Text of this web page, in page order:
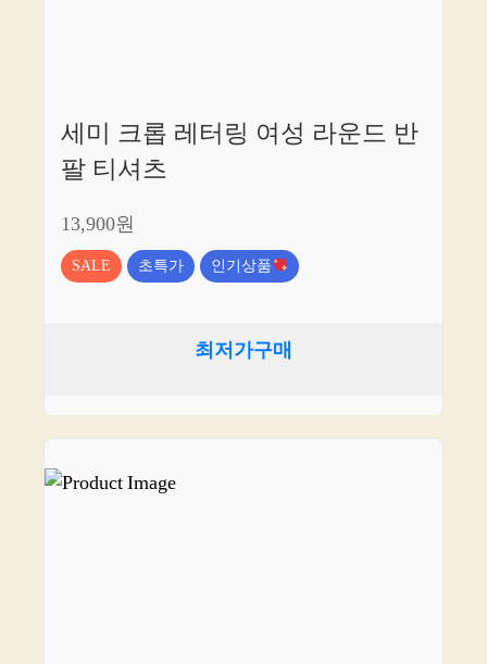
세미 크롭 레터링 여성 라운드 반
팔 티셔츠
13,900원
SALE 초특가 인기상품
최저가구매